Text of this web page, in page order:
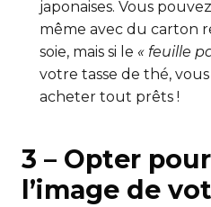
japonaises. Vous
même avec du carton
soie, mais si le « feuille
votre tasse de thé,
acheter tout prêts !
3 – Opter
l’image de